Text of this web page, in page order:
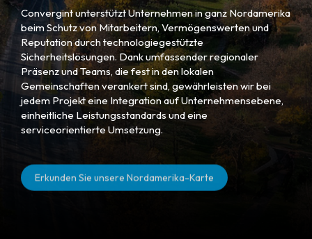
Convergint unterstützt Unternehmen in ganz Nordamerika
beim Schutz von Mitarbeitern, Vermögenswerten und
Reputation durch technologiegestützte
Sicherheitslösungen. Dank umfassender regionaler
Präsenz und Teams, die fest in den lokalen
Gemeinschaften verankert sind, gewährleisten wir bei
jedem Projekt eine Integration auf Unternehmensebene,
einheitliche Leistungsstandards und eine
serviceorientierte Umsetzung.
Erkunden Sie unsere Nordamerika-Karte